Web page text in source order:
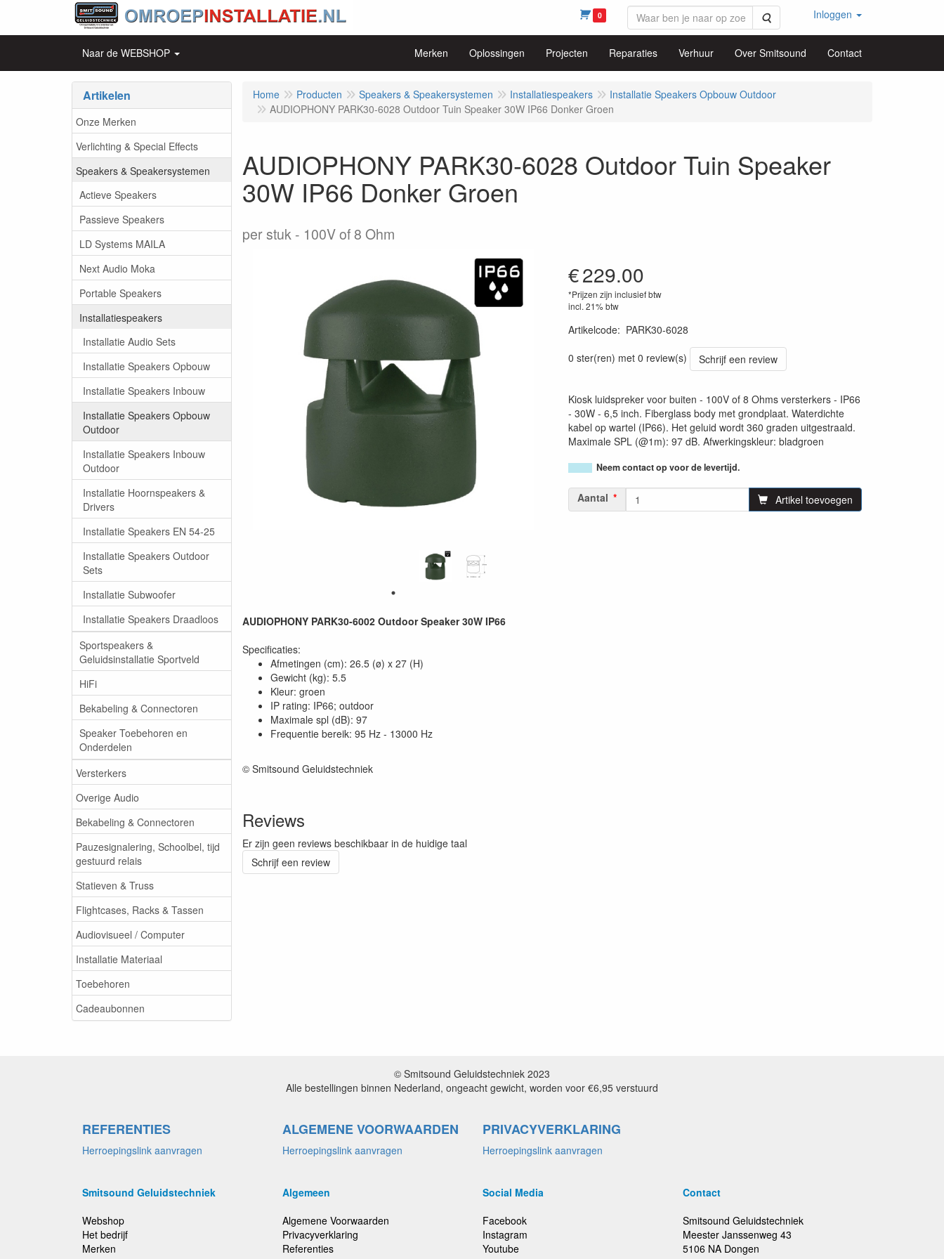
0 Zoeken Inloggen
Naar de WEBSHOP Merken Oplossingen Projecten Reparaties Verhuur Over Smitsound Contact
Artikelen
Onze Merken
Verlichting & Special Effects
Speakers & Speakersystemen
Actieve Speakers
Passieve Speakers
LD Systems MAILA
Next Audio Moka
Portable Speakers
Installatiespeakers
Installatie Audio Sets
Installatie Speakers Opbouw
Installatie Speakers Inbouw
Installatie Speakers Opbouw
Outdoor
Installatie Speakers Inbouw
Outdoor
Installatie Hoornspeakers &
Drivers
Installatie Speakers EN 54-25
Installatie Speakers Outdoor
Sets
Installatie Subwoofer
Installatie Speakers Draadloos
Sportspeakers &
Geluidsinstallatie Sportveld
HiFi
Bekabeling & Connectoren
Speaker Toebehoren en
Onderdelen
Versterkers
Overige Audio
Bekabeling & Connectoren
Pauzesignalering, Schoolbel, tijd
gestuurd relais
Statieven & Truss
Flightcases, Racks & Tassen
Audiovisueel / Computer
Installatie Materiaal
Toebehoren
Cadeaubonnen
Home Producten Speakers & Speakersystemen Installatiespeakers
Installatie Speakers Opbouw Outdoor
AUDIOPHONY PARK30-6028 Outdoor Tuin Speaker 30W IP66 Donker Groen
AUDIOPHONY PARK30-6028 Outdoor Tuin Speaker
30W IP66 Donker Groen
per stuk 100V of 8 Ohm
€229.00
*Prijzen zijn inclusief btw
incl. 21% btw
Artikelcode: PARK30-6028
0 ster(ren) met 0 review(s)
Schrijf een review
Kiosk luidspreker voor buiten - 100V of 8 Ohms versterkers - IP66
- 30W - 6,5 inch. Fiberglass body met grondplaat. Waterdichte
kabel op wartel (IP66). Het geluid wordt 360 graden uitgestraald.
Maximale SPL (@1m): 97 dB. Afwerkingskleur: bladgroen
Neem contact op voor de levertijd.
Aantal Artikel toevoegen
AUDIOPHONY PARK30-6002 Outdoor Speaker 30W IP66
Specificaties:
Afmetingen (cm): 26.5 (ø) x 27 (H)
Gewicht (kg): 5.5
Kleur: groen
IP rating: IP66; outdoor
Maximale spl (dB): 97
Frequentie bereik: 95 Hz - 13000 Hz
© Smitsound Geluidstechniek
Reviews
Er zijn geen reviews beschikbaar in de huidige taal
Schrijf een review
© Smitsound Geluidstechniek 2023
Alle bestellingen binnen Nederland, ongeacht gewicht, worden voor €6,95 verstuurd
REFERENTIES
Herroepingslink aanvragen
ALGEMENE VOORWAARDEN
Herroepingslink aanvragen
PRIVACYVERKLARING
Herroepingslink aanvragen
Smitsound Geluidstechniek
Webshop
Het bedrijf
Merken
Algemeen
Algemene Voorwaarden
Privacyverklaring
Referenties
Social Media
Facebook
Instagram
Youtube
Contact
Smitsound Geluidstechniek
Meester Janssenweg 43
5106 NA Dongen